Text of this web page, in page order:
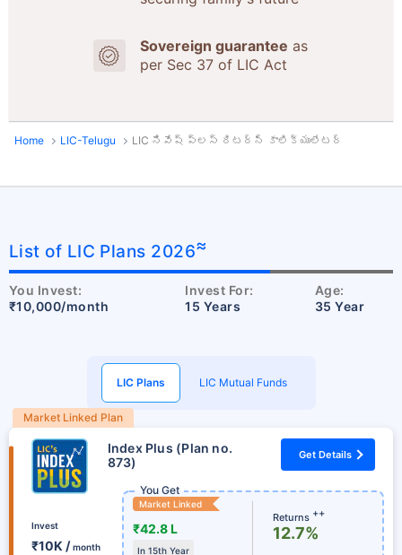
Sovereign guarantee as
per Sec 37 of LIC Act
Home LIC-Telugu LIC నివేష్ ప్లస్ రిటర్న్ కాలిక్యులేటర్
List of LIC Plans 2026≈
You Invest:
₹10,000/month
Invest For:
15 Years
Age:
35 Year
LIC Plans LIC Mutual Funds
Market Linked Plan
Index Plus (Plan no.
873)
Get Details
Invest
₹10K /month
You Get
Market Linked
₹42.8 L
In 15th Year
Returns ++
12.7%